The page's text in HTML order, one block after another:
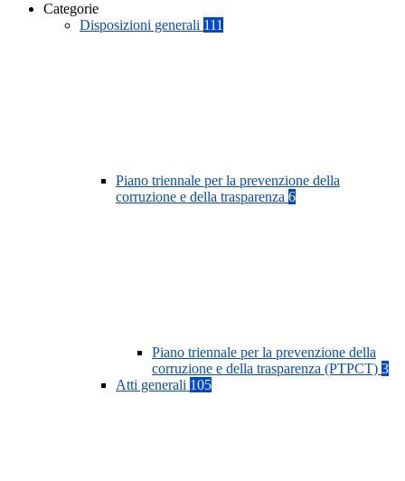
Categorie
Disposizioni generali 111
Piano triennale per la prevenzione della
corruzione e della trasparenza 6
Piano triennale per la prevenzione della
corruzione e della trasparenza (PTPCT) 3
Atti generali 105